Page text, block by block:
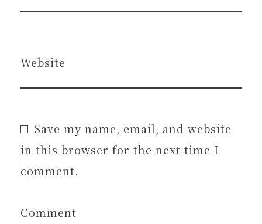
Website
Save my name, email, and website
in this browser for the next time I
comment.
Comment